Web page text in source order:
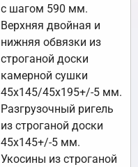
с шагом 590 мм.
Верхняя двойная и
нижняя обвязки из
строганой доски
камерной сушки
45х145/45х195+/-5 мм.
Разгрузочный ригель
из строганой доски
45х145+/-5 мм.
Укосины из строганой